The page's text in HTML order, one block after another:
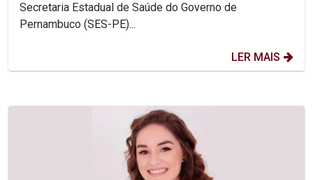
Secretaria Estadual de Saúde do Governo de
Pernambuco (SES-PE)...
LER MAIS